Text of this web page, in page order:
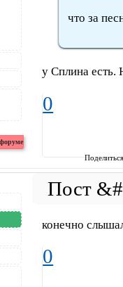
что за
у Сплина есть.
0
конечно
0